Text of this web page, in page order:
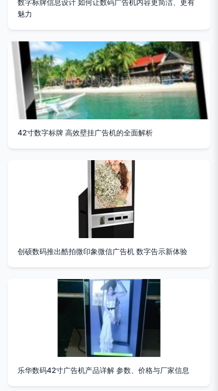
数字标牌信息设计 如何让数码广告机内容更简洁、更有
魅力
42寸数字标牌 高效壁挂广告机的全面解析
创硕数码推出酷拍微印象微信广告机 数字告示新体验
乐华数码42寸广告机产品详解 参数、价格与厂家信息